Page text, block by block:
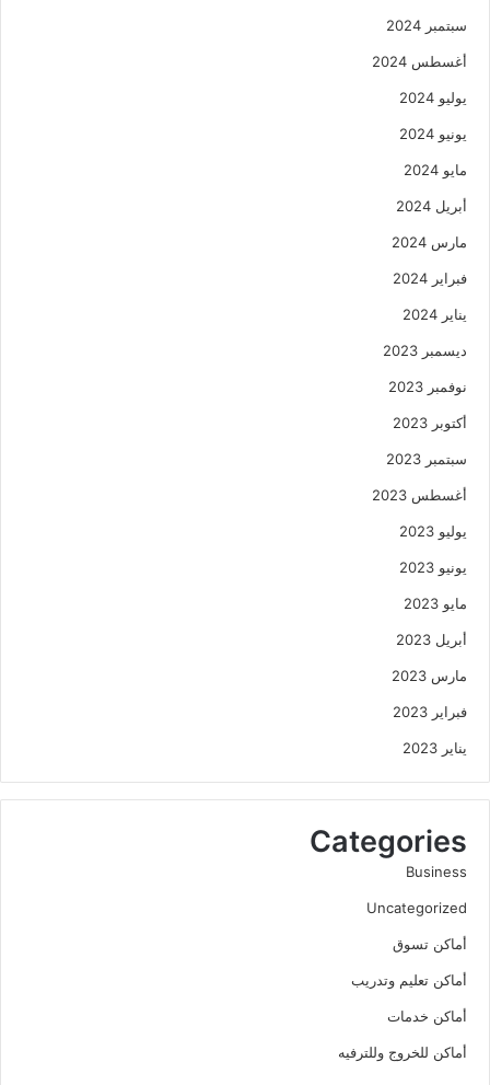
سبتمبر 2024
أغسطس 2024
يوليو 2024
يونيو 2024
مايو 2024
أبريل 2024
مارس 2024
فبراير 2024
يناير 2024
ديسمبر 2023
نوفمبر 2023
أكتوبر 2023
سبتمبر 2023
أغسطس 2023
يوليو 2023
يونيو 2023
مايو 2023
أبريل 2023
مارس 2023
فبراير 2023
يناير 2023
Categories
Business
Uncategorized
أماكن تسوق
أماكن تعليم وتدريب
أماكن خدمات
أماكن للخروج وللترفيه